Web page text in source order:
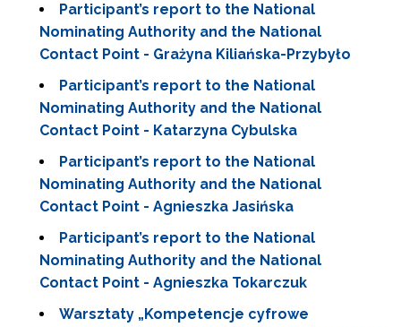
Participant’s report to the National
Nominating Authority and the National
Contact Point - Grażyna Kiliańska-Przybyło
Participant’s report to the National
Nominating Authority and the National
Contact Point - Katarzyna Cybulska
Participant’s report to the National
Nominating Authority and the National
Contact Point - Agnieszka Jasińska
Participant’s report to the National
Nominating Authority and the National
Contact Point - Agnieszka Tokarczuk
Warsztaty „Kompetencje cyfrowe